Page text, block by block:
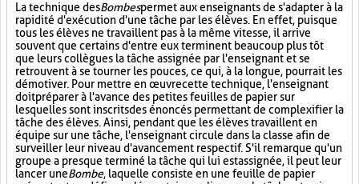
La technique desBombespermet aux enseignants de s'adapter à la
rapidité d'exécution d'une tâche par les élèves. En effet, puisque
tous les élèves ne travaillent pas à la même vitesse, il arrive
souvent que certains d'entre eux terminent beaucoup plus tôt
que leurs collègues la tâche assignée par l'enseignant et se
retrouvent à se tourner les pouces, ce qui, à la longue, pourrait les
démotiver. Pour mettre en œuvre cette technique, l'enseignant
doit préparer à l'avance des petites feuilles de papier sur
lesquelles sont inscrits des énoncés permettant de complexifier la
tâche des élèves. Ainsi, pendant que les élèves travaillent en
équipe sur une tâche, l'enseignant circule dans la classe afin de
surveiller leur niveau d'avancement respectif. S'il remarque qu'un
groupe a presque terminé la tâche qui lui est assignée, il peut leur
lancer uneBombe, laquelle consiste en une feuille de papier